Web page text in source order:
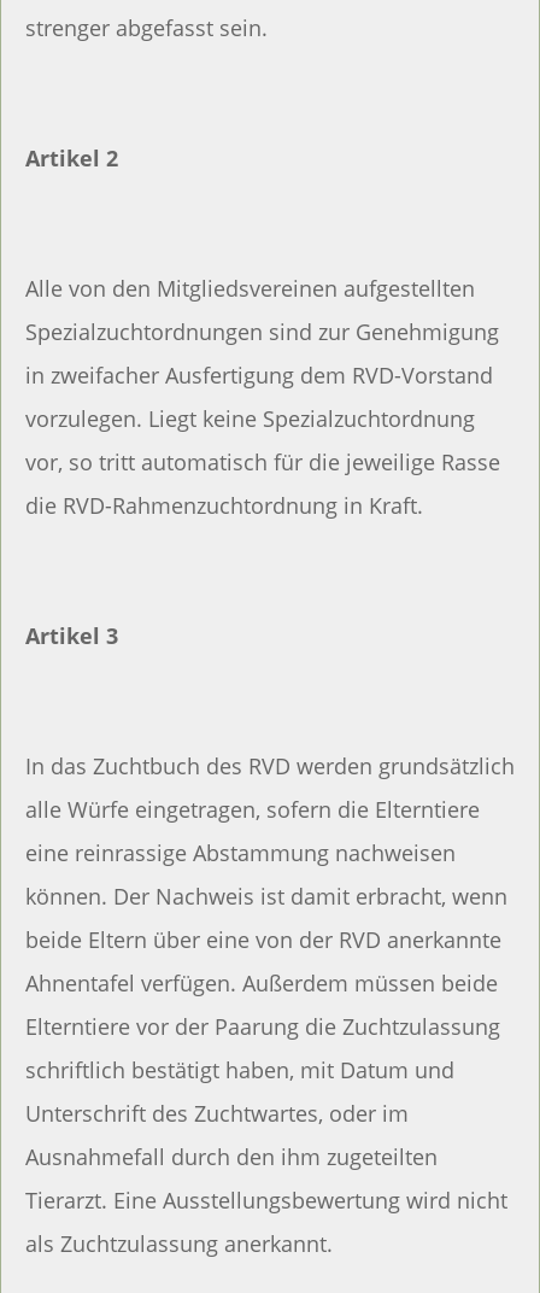
strenger abgefasst sein.
Artikel 2
Alle von den Mitgliedsvereinen aufgestellten
Spezialzuchtordnungen sind zur Genehmigung
in zweifacher Ausfertigung dem RVD-Vorstand
vorzulegen. Liegt keine Spezialzuchtordnung
vor, so tritt automatisch für die jeweilige Rasse
die RVD-Rahmenzuchtordnung in Kraft.
Artikel 3
In das Zuchtbuch des RVD werden grundsätzlich
alle Würfe eingetragen, sofern die Elterntiere
eine reinrassige Abstammung nachweisen
können. Der Nachweis ist damit erbracht, wenn
beide Eltern über eine von der RVD anerkannte
Ahnentafel verfügen. Außerdem müssen beide
Elterntiere vor der Paarung die Zuchtzulassung
schriftlich bestätigt haben, mit Datum und
Unterschrift des Zuchtwartes, oder im
Ausnahmefall durch den ihm zugeteilten
Tierarzt. Eine Ausstellungsbewertung wird nicht
als Zuchtzulassung anerkannt.